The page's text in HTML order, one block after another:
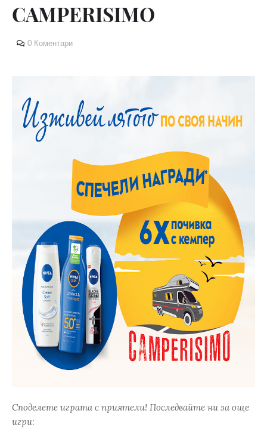
CAMPERISIMO
0 Коментари
Споделете играта с приятели! Последвайте ни за още
игри: